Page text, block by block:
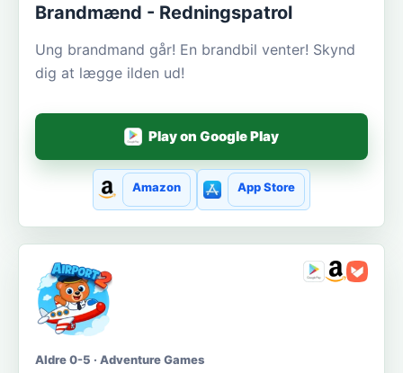
Brandmænd - Redningspatrol
Ung brandmand går! En brandbil venter! Skynd
dig at lægge ilden ud!
Play on Google Play
Amazon App Store
Aldre 0-5 · Adventure Games